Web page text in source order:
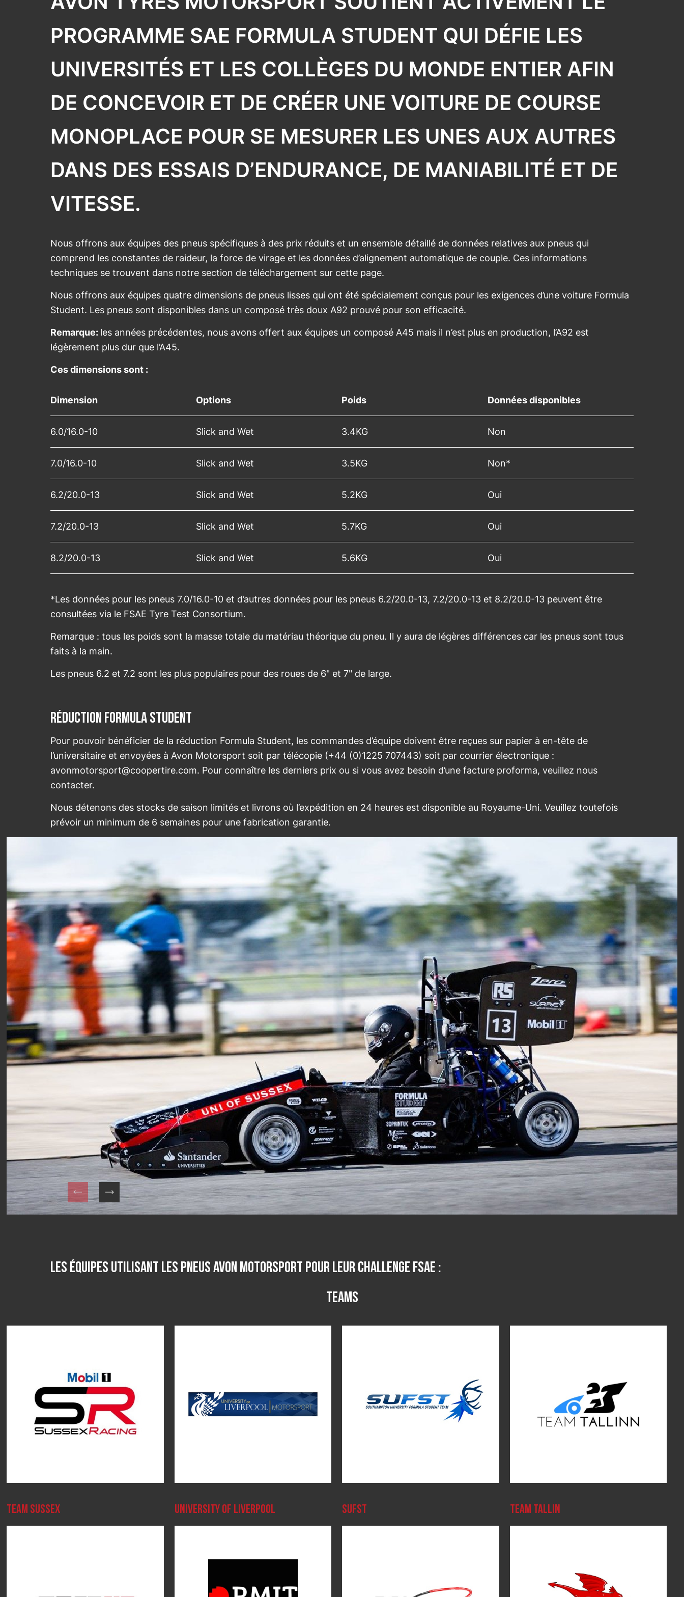
PROGRAMME SAE FORMULA STUDENT QUI DÉFIE LES
UNIVERSITÉS ET LES COLLÈGES DU MONDE ENTIER AFIN
DE CONCEVOIR ET DE CRÉER UNE VOITURE DE COURSE
MONOPLACE POUR SE MESURER LES UNES AUX AUTRES
DANS DES ESSAIS D’ENDURANCE, DE MANIABILITÉ ET DE
VITESSE.
Nous offrons aux équipes des pneus spécifiques à des prix réduits et un ensemble détaillé de données relatives aux pneus qui
comprend les constantes de raideur, la force de virage et les données d’alignement automatique de couple. Ces informations
techniques se trouvent dans notre section de téléchargement sur cette page.
Nous offrons aux équipes quatre dimensions de pneus lisses qui ont été spécialement conçus pour les exigences d’une voiture Formula
Student. Les pneus sont disponibles dans un composé très doux A92 prouvé pour son efficacité.
Remarque: les années précédentes, nous avons offert aux équipes un composé A45 mais il n’est plus en production, l’A92 est
légèrement plus dur que l’A45.
Ces dimensions sont :
Dimension Options Poids Données disponibles
6.0/16.0-10 Slick and Wet 3.4KG Non
7.0/16.0-10 Slick and Wet 3.5KG Non*
6.2/20.0-13 Slick and Wet 5.2KG Oui
7.2/20.0-13 Slick and Wet 5.7KG Oui
8.2/20.0-13 Slick and Wet 5.6KG Oui
*Les données pour les pneus 7.0/16.0-10 et d’autres données pour les pneus 6.2/20.0-13, 7.2/20.0-13 et 8.2/20.0-13 peuvent être
consultées via le FSAE Tyre Test Consortium.
Remarque : tous les poids sont la masse totale du matériau théorique du pneu. Il y aura de légères différences car les pneus sont tous
faits à la main.
Les pneus 6.2 et 7.2 sont les plus populaires pour des roues de 6" et 7" de large.
Réduction Formula Student
Pour pouvoir bénéficier de la réduction Formula Student, les commandes d’équipe doivent être reçues sur papier à en-tête de
l’universitaire et envoyées à Avon Motorsport soit par télécopie (+44 (0)1225 707443) soit par courrier électronique :
avonmotorsport@coopertire.com. Pour connaître les derniers prix ou si vous avez besoin d’une facture proforma, veuillez nous
contacter.
Nous détenons des stocks de saison limités et livrons où l’expédition en 24 heures est disponible au Royaume-Uni. Veuillez toutefois
prévoir un minimum de 6 semaines pour une fabrication garantie.
Les équipes utilisant les pneus Avon Motorsport pour leur challenge FSAE :
Teams
TEAM SUSSEX UNIVERSITY OF LIVERPOOL SUFST TEAM TALLIN